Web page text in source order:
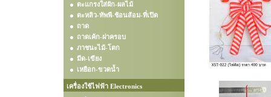
ตะแกรงใส่ผัก-ผลไม้
ตะหลิว-ทัพพี-ช้อนส้อม-ที่เปิด
ถาด
ถาดเค้ก-ฝาครอบ
ภาชนะไม้-โตก
มีด-เขียง
เหยือก-ขวดน้ำ
เครื่องใช้ไฟฟ้า Electronics